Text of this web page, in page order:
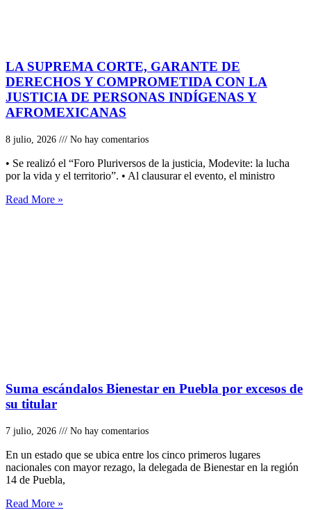
LA SUPREMA CORTE, GARANTE DE
DERECHOS Y COMPROMETIDA CON LA
JUSTICIA DE PERSONAS INDÍGENAS Y
AFROMEXICANAS
8 julio, 2026 No hay comentarios
• Se realizó el “Foro Pluriversos de la justicia, Modevite: la lucha
por la vida y el territorio”. • Al clausurar el evento, el ministro
Read More »
Suma escándalos Bienestar en Puebla por excesos de
su titular
7 julio, 2026 No hay comentarios
En un estado que se ubica entre los cinco primeros lugares
nacionales con mayor rezago, la delegada de Bienestar en la región
14 de Puebla,
Read More »